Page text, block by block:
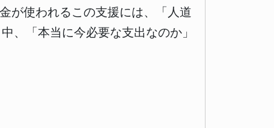
が使われるこの支援には、「人道
、「本当に今必要な支出なのか」